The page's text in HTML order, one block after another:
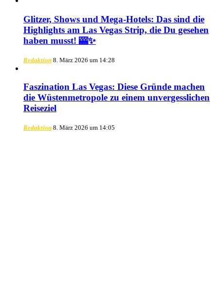
Glitzer, Shows und Mega-Hotels: Das sind die
Highlights am Las Vegas Strip, die Du gesehen
haben musst! 🎰✨
Redaktion 8. März 2026 um 14:28
Faszination Las Vegas: Diese Gründe machen
die Wüstenmetropole zu einem unvergesslichen
Reiseziel
Redaktion 8. März 2026 um 14:05